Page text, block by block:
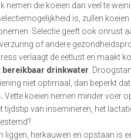
nemen die koeien dan veel te
is, zullen
Selectie geeft ook onrust
of andere
verlaagt de eetlust en maakt
drinkwater .
niet optimaal, dan beperkt
Vette koeien nemen minder voer
tijdstip van insemineren, het
liggen, herkauwen en opstaan